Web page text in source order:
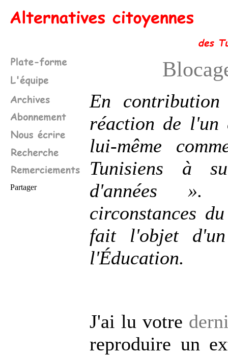
Partager
En
réaction de l'un
lui-même
Tunisiens à
d'années ».
circonstances
fait l'objet
l'Éducation.
J'ai lu votre
reproduire un